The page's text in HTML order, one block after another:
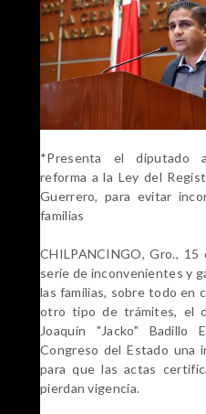
*Presenta el diputado
reforma a la Ley del
Guerrero, para evitar
familias
CHILPANCINGO, Gro.,
serie de inconvenientes y
las familias, sobre todo en
otro tipo de trámites, el
Joaquín "Jacko" Badillo
Congreso del Estado una
para que las actas
pierdan vigencia.